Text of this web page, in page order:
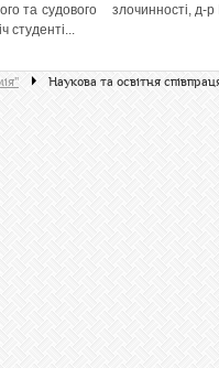
та судового
студенті...
злочинності, д-р
Наукова та освітня